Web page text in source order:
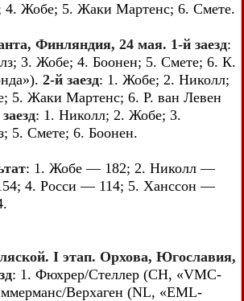
4. Жобе; 5. Жаки Мартенс; 6. Смете.
Финляндия, 24 мая. 1-й заезд:
3. Жобе; 4. Боонен; 5. Смете; 6. К.
2-й заезд: 1. Жобе; 2. Николл;
5. Жаки Мартенс; 6. Р. ван Левен
: 1. Николл; 2. Жобе; 3.
5. Смете; 6. Боонен.
: 1. Жобе — 182; 2. Николл —
4. Росси — 114; 5. Ханссон —
I этап. Орхова, Югославия,
: 1. Фюхрер/Стеллер (СН, «VMC-
Верхаген (NL, «EML-